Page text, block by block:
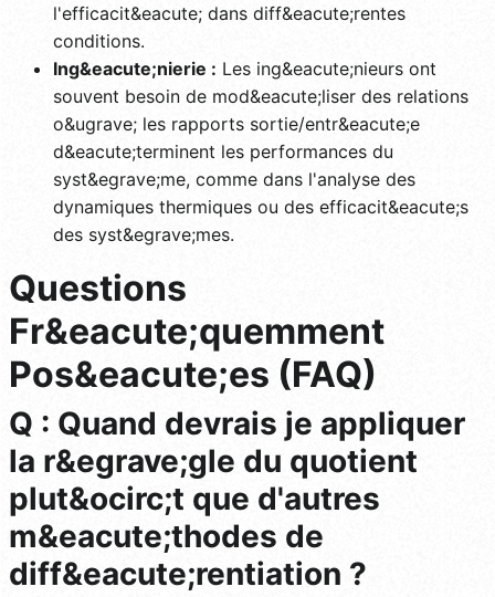
l'efficacit&eacute; dans diff&eacute;rentes
conditions.
Ing&eacute;nierie : Les ing&eacute;nieurs ont
souvent besoin de mod&eacute;liser des relations
o&ugrave; les rapports sortie/entr&eacute;e
d&eacute;terminent les performances du
syst&egrave;me, comme dans l'analyse des
dynamiques thermiques ou des efficacit&eacute;s
des syst&egrave;mes.
Questions
Fr&eacute;quemment
Pos&eacute;es (FAQ)
Q : Quand devrais je appliquer
la r&egrave;gle du quotient
plut&ocirc;t que d'autres
m&eacute;thodes de
diff&eacute;rentiation ?